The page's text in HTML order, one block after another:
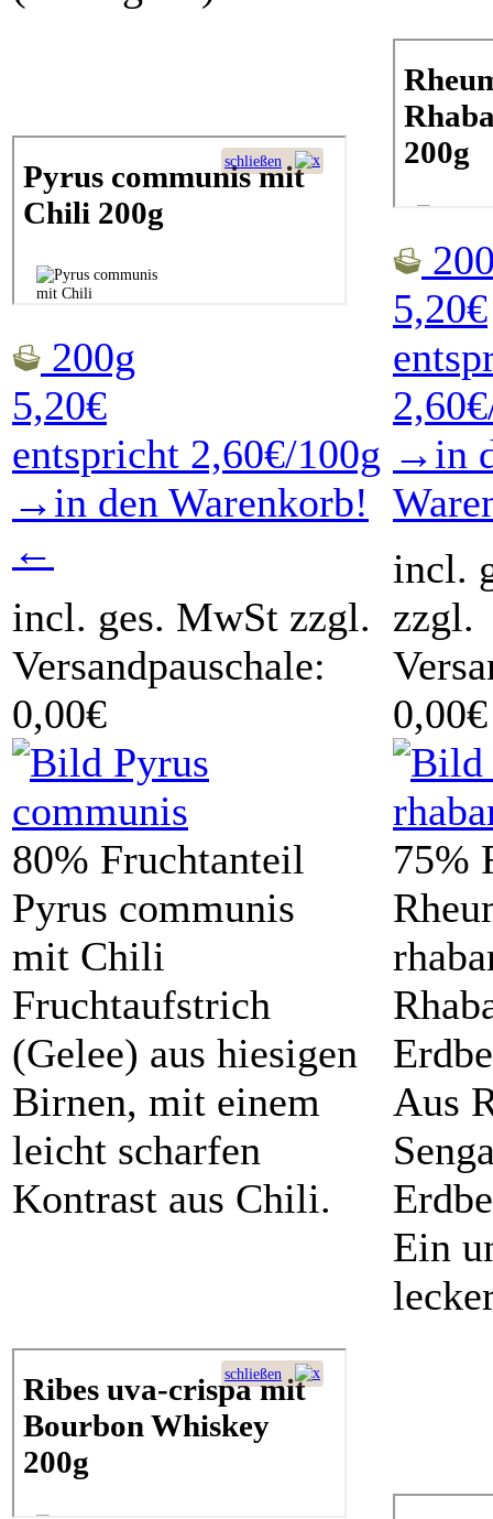
200g
5,20€
entspricht 2,60€/100g
→in den Warenkorb!
←
incl. ges. MwSt zzgl.
Versandpauschale:
0,00€
80% Fruchtanteil
Pyrus communis
mit Chili
Fruchtaufstrich
(Gelee) aus hiesigen
Birnen, mit einem
leicht scharfen
Kontrast aus Chili.
5,20€
→in
incl.
zzgl.
0,00€
75%
Aus
Ein